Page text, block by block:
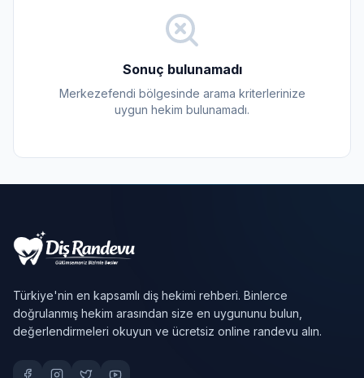
Sonuç bulunamadı
Merkezefendi bölgesinde arama kriterlerinize
uygun hekim bulunamadı.
Türkiye'nin en kapsamlı diş hekimi rehberi. Binlerce
doğrulanmış hekim arasından size en uygununu bulun,
değerlendirmeleri okuyun ve ücretsiz online randevu alın.